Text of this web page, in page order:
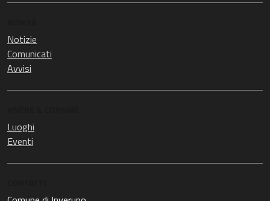
Notizie
Comunicati
Avvisi
Luoghi
Eventi